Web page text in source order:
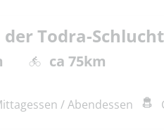
der Todra-
ca 75km
/ Abendessen